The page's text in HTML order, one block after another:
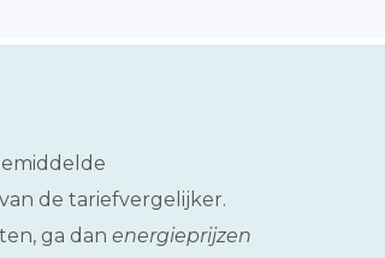
de tariefvergelijker.
ga dan energieprijzen